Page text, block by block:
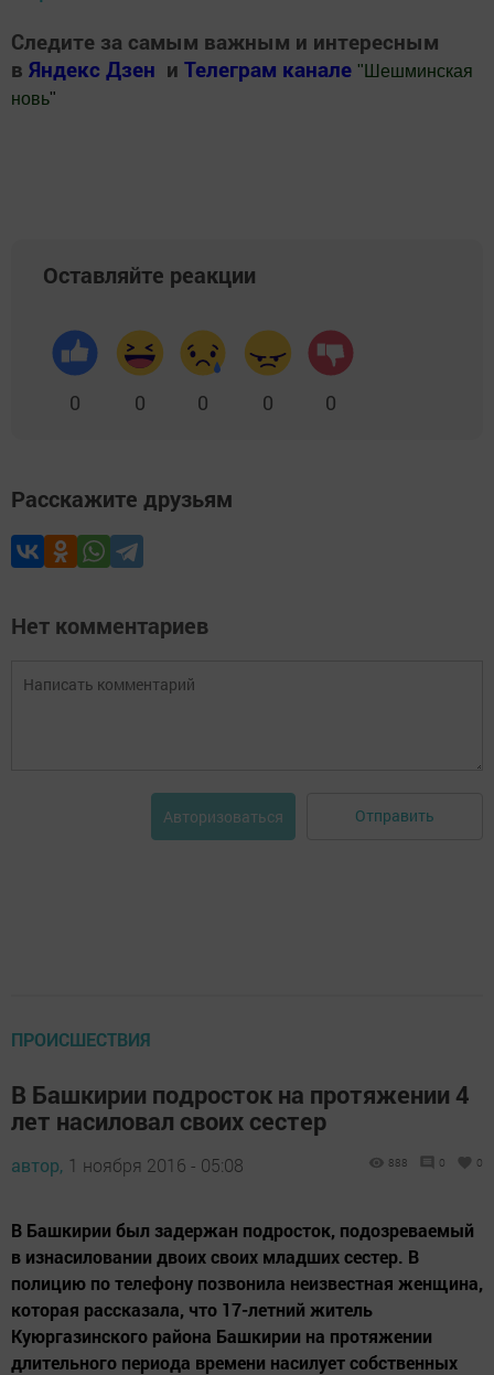
Следите за самым важным и интересным
в Яндекс Дзен и Телеграм канале " Шешминская
новь"
Оставляйте реакции
0 0 0 0 0
Расскажите друзьям
Нет комментариев
Авторизоваться Отправить
ПРОИСШЕСТВИЯ
В Башкирии подросток на протяжении 4
лет насиловал своих сестер
автор, 1 ноября 2016 - 05:08 888 0 0
В Башкирии был задержан подросток, подозреваемый
в изнасиловании двоих своих младших сестер. В
полицию по телефону позвонила неизвестная женщина,
которая рассказала, что 17-летний житель
Куюргазинского района Башкирии на протяжении
длительного периода времени насилует собственных